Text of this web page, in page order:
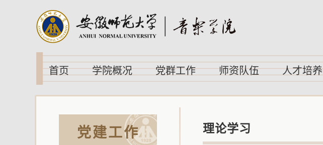
首页 学院概况 党群工作 师资队伍 人才培养
党建工作 理论学习